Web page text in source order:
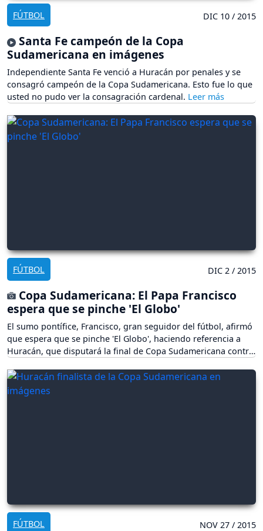
FÚTBOL DIC 10 / 2015
Santa Fe campeón de la Copa
Sudamericana en imágenes
Independiente Santa Fe venció a Huracán por penales y se
consagró campeón de la Copa Sudamericana. Esto fue lo que
usted no pudo ver la consagración cardenal.
FÚTBOL DIC 2 / 2015
Copa Sudamericana: El Papa Francisco
espera que se pinche 'El Globo'
El sumo pontífice, Francisco, gran seguidor del fútbol, afirmó
que espera que se pinche 'El Globo', haciendo referencia a
Huracán, que disputará la final de Copa Sudamericana contra
FÚTBOL NOV 27 / 2015